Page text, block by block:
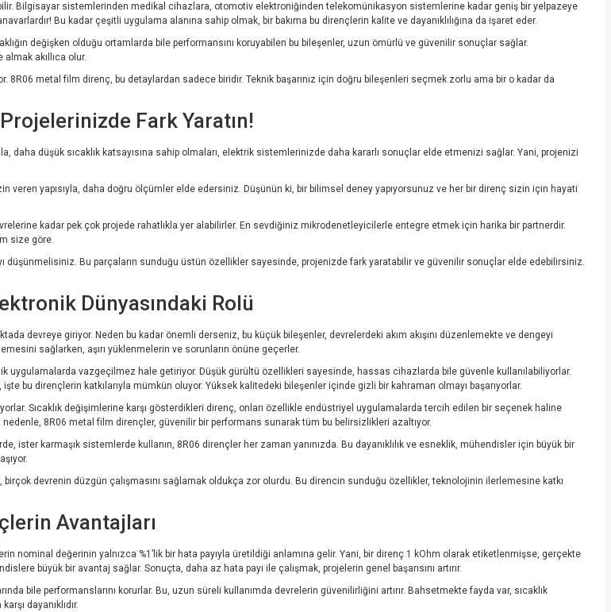
Bilgisayar sistemlerinden medikal cihazlara, otomotiv elektroniğinden telekomünikasyon sistemlerine kadar geniş bir yelpazeye
Bu kadar çeşitli uygulama alanına sahip olmak, bir bakıma bu dirençlerin kalite ve dayanıklılığına da işaret eder.
değişken olduğu ortamlarda bile performansını koruyabilen bu bileşenler, uzun ömürlü ve güvenilir sonuçlar sağlar.
akıllıca olur.
metal film direnç, bu detaylardan sadece biridir. Teknik başarınız için doğru bileşenleri seçmek zorlu ama bir o kadar da
Fark Yaratın!
düşük sıcaklık katsayısına sahip olmaları, elektrik sistemlerinizde daha kararlı sonuçlar elde etmenizi sağlar. Yani, projenizi
yapısıyla, daha doğru ölçümler elde edersiniz. Düşünün ki, bir bilimsel deney yapıyorsunuz ve her bir direnç sizin için hayati
kadar pek çok projede rahatlıkla yer alabilirler. En sevdiğiniz mikrodenetleyicilerle entegre etmek için harika bir partnerdir.
size göre.
düşünmelisiniz. Bu parçaların sunduğu üstün özellikler sayesinde, projenizde fark yaratabilir ve güvenilir sonuçlar elde edebilirsiniz.
Dünyasındaki Rolü
devreye giriyor. Neden bu kadar önemli derseniz, bu küçük bileşenler, devrelerdeki akım akışını düzenlemekte ve dengeyi
sağlarken, aşırı yüklenmelerin ve sorunların önüne geçerler.
uygulamalarda vazgeçilmez hale getiriyor. Düşük gürültü özellikleri sayesinde, hassas cihazlarda bile güvenle kullanılabiliyorlar.
bu dirençlerin katkılarıyla mümkün oluyor. Yüksek kalitedeki bileşenler içinde gizli bir kahraman olmayı başarıyorlar.
Sıcaklık değişimlerine karşı gösterdikleri direnç, onları özellikle endüstriyel uygulamalarda tercih edilen bir seçenek haline
8R06 metal film dirençler, güvenilir bir performans sunarak tüm bu belirsizlikleri azaltıyor.
ister karmaşık sistemlerde kullanın, 8R06 dirençler her zaman yanınızda. Bu dayanıklılık ve esneklik, mühendisler için büyük bir
devrenin düzgün çalışmasını sağlamak oldukça zor olurdu. Bu direncin sunduğu özellikler, teknolojinin ilerlemesine katkı
Avantajları
değerinin yalnızca %1’lik bir hata payıyla üretildiği anlamına gelir. Yani, bir direnç 1 kOhm olarak etiketlenmişse, gerçekte
büyük bir avantaj sağlar. Sonuçta, daha az hata payı ile çalışmak, projelerin genel başarısını artırır.
bile performanslarını korurlar. Bu, uzun süreli kullanımda devrelerin güvenilirliğini artırır. Bahsetmekte fayda var, sıcaklık
dayanıklıdır.